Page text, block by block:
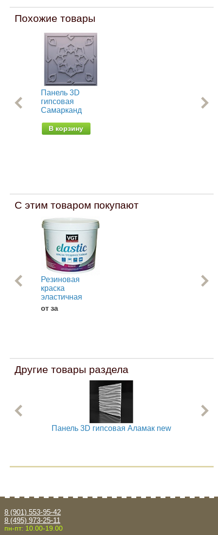
Похожие товары
Панель 3D
гипсовая
Самарканд
В корзину
С этим товаром покупают
Резиновая
краска
эластичная
от за
Другие товары раздела
Панель 3D гипсовая Аламак new
8 (901) 553-95-42
8 (495) 973-25-11
пн-пт: 10.00-19.00